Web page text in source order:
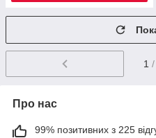
1
Про нас
99% позитивних з 225